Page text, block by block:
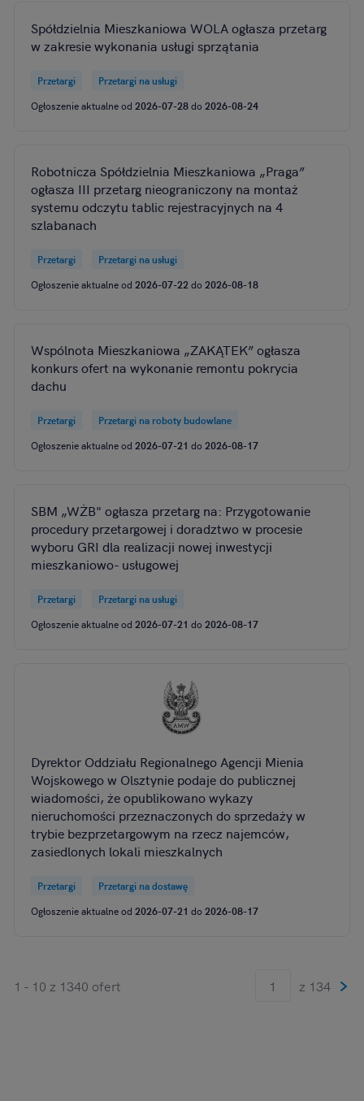
Spółdzielnia Mieszkaniowa WOLA ogłasza przetarg
w zakresie wykonania usługi sprzątania
Przetargi
Przetargi na usługi
Ogłoszenie aktualne od 2026-07-28do 2026-08-24
Robotnicza Spółdzielnia Mieszkaniowa „Praga”
ogłasza III przetarg nieograniczony na montaż
systemu odczytu tablic rejestracyjnych na 4
szlabanach
Przetargi
Przetargi na usługi
Ogłoszenie aktualne od 2026-07-22 do 2026-08-18
Wspólnota Mieszkaniowa „ZAKĄTEK” ogłasza
konkurs ofert na wykonanie remontu pokrycia
dachu
Przetargi
Przetargi na roboty budowlane
Ogłoszenie aktualne od 2026-07-21 do 2026-08-17
SBM „WŻB" ogłasza przetarg na: Przygotowanie
procedury przetargowej i doradztwo w procesie
wyboru GRI dla realizacji nowej inwestycji
mieszkaniowo- usługowej
Przetargi
Przetargi na usługi
Ogłoszenie aktualne od 2026-07-21 do 2026-08-17
Dyrektor Oddziału Regionalnego Agencji Mienia
Wojskowego w Olsztynie podaje do publicznej
wiadomości, że opublikowano wykazy
nieruchomości przeznaczonych do sprzedaży w
trybie bezprzetargowym na rzecz najemców,
zasiedlonych lokali mieszkalnych
Przetargi
Przetargi na dostawę
Ogłoszenie aktualne od 2026-07-21 do 2026-08-17
1 - 10 z 1340 ofert z 134